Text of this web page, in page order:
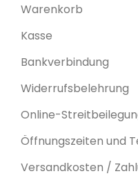
Warenkorb
Kasse
Bankverbindung
Widerrufsbelehrung
Online-
Öffnungszeiten und
Versandkosten /